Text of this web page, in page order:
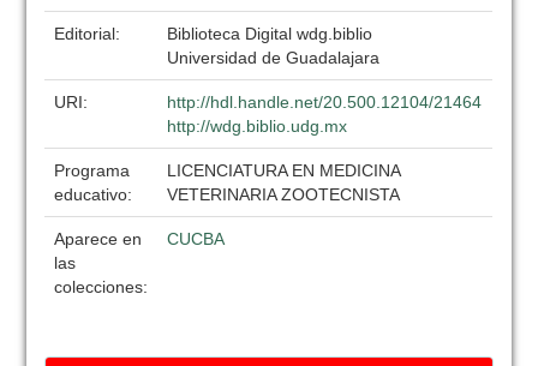
Editorial:
Biblioteca Digital wdg.biblio
Universidad de Guadalajara
URI:
http://hdl.handle.net/20.500.12104/21464
http://wdg.biblio.udg.mx
Programa
educativo:
LICENCIATURA EN MEDICINA
VETERINARIA ZOOTECNISTA
Aparece en
las
colecciones:
CUCBA